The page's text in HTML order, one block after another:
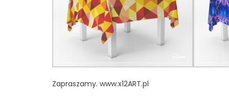
Zapraszamy. www.x12ART.pl